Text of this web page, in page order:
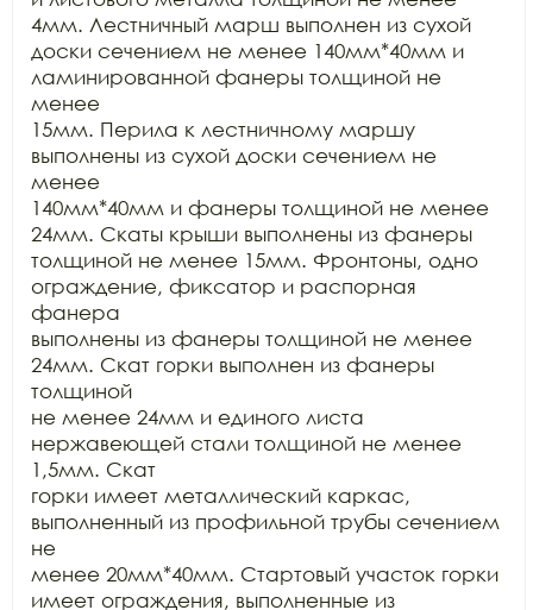
4мм. Лестничный марш выполнен из сухой
доски сечением не менее 140мм*40мм и
ламинированной фанеры толщиной не
менее
15мм. Перила к лестничному маршу
выполнены из сухой доски сечением не
менее
140мм*40мм и фанеры толщиной не менее
24мм. Скаты крыши выполнены из фанеры
толщиной не менее 15мм. Фронтоны, одно
ограждение, фиксатор и распорная
фанера
выполнены из фанеры толщиной не менее
24мм. Скат горки выполнен из фанеры
толщиной
не менее 24мм и единого листа
нержавеющей стали толщиной не менее
1,5мм. Скат
горки имеет металлический каркас,
выполненный из профильной трубы сечением
не
менее 20мм*40мм. Стартовый участок горки
имеет ограждения, выполненные из